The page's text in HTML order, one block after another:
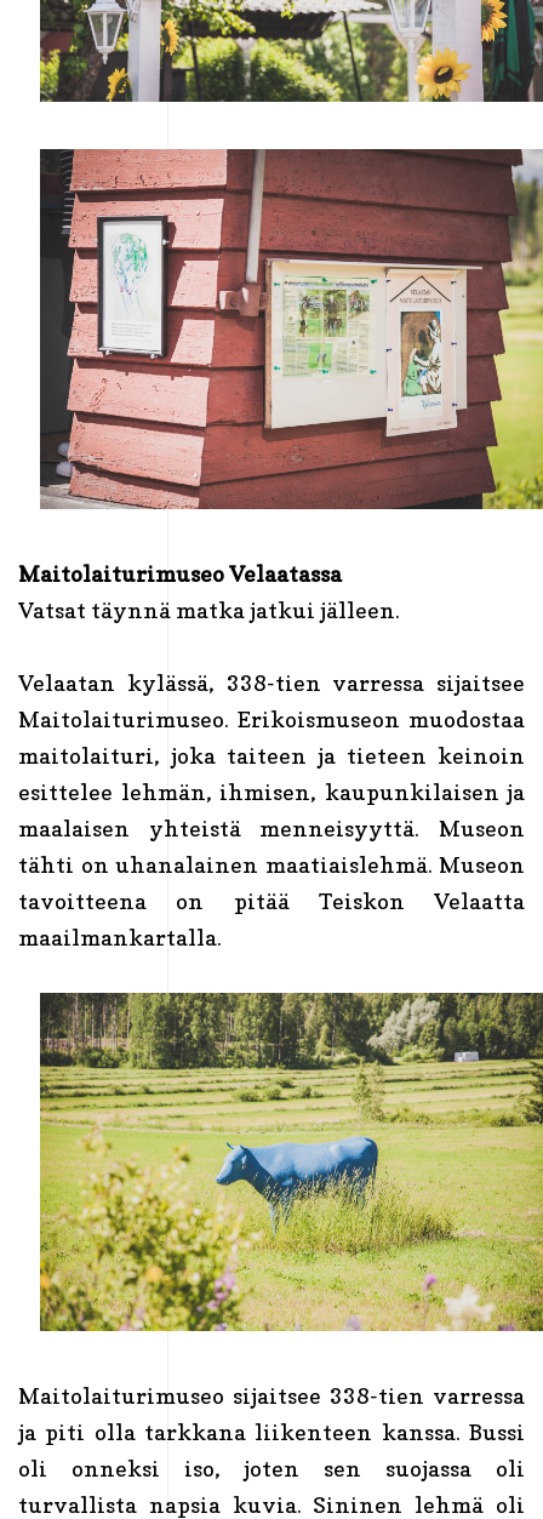
Maitolaiturimuseo Velaatassa
Vatsat täynnä matka jatkui jälleen.
Velaatan kylässä, 338-tien varressa sijaitsee
Maitolaiturimuseo. Erikoismuseon muodostaa
maitolaituri, joka taiteen ja tieteen keinoin
esittelee lehmän, ihmisen, kaupunkilaisen ja
maalaisen yhteistä menneisyyttä. Museon
tähti on uhanalainen maatiaislehmä. Museon
tavoitteena on pitää Teiskon Velaatta
maailmankartalla.
Maitolaiturimuseo sijaitsee 338-tien varressa
ja piti olla tarkkana liikenteen kanssa. Bussi
oli onneksi iso, joten sen suojassa oli
turvallista napsia kuvia. Sininen lehmä oli